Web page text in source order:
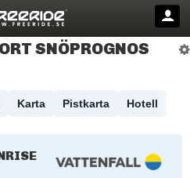
SNÖPROGNOS
Karta Pistkarta Hotell